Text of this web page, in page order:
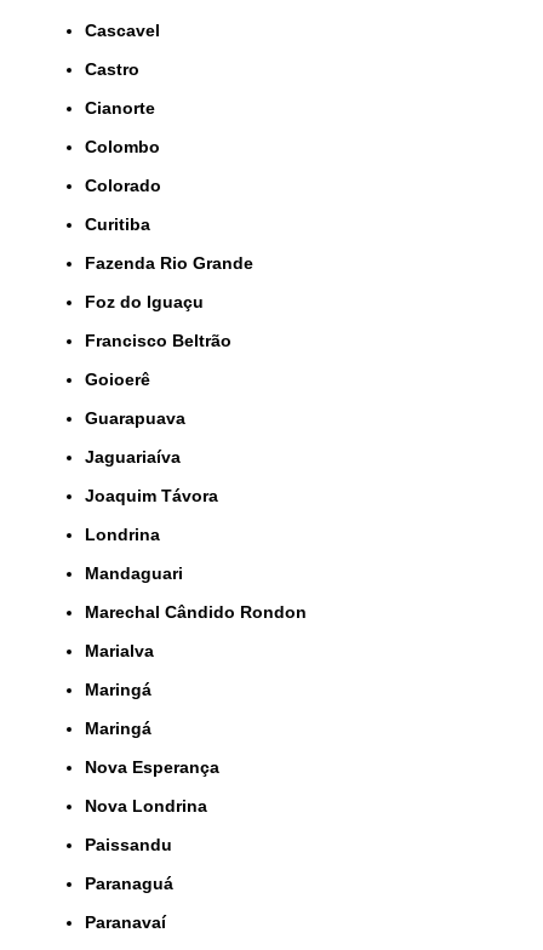
Cascavel
Castro
Cianorte
Colombo
Colorado
Curitiba
Fazenda Rio Grande
Foz do Iguaçu
Francisco Beltrão
Goioerê
Guarapuava
Jaguariaíva
Joaquim Távora
Londrina
Mandaguari
Marechal Cândido Rondon
Marialva
Maringá
Maringá
Nova Esperança
Nova Londrina
Paissandu
Paranaguá
Paranavaí